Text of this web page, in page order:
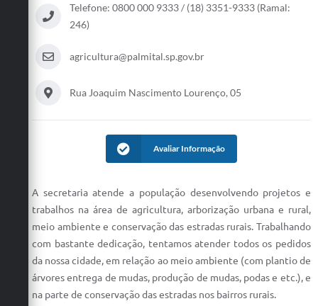
Telefone: 0800 000 9333 / (18) 3351-9333 (Ramal:
246)
agricultura@palmital.sp.gov.br
Rua Joaquim Nascimento Lourenço, 05
Avaliar Informação
A secretaria atende a população desenvolvendo projetos e
trabalhos na área de agricultura, arborização urbana e rural,
meio ambiente e conservação das estradas rurais. Trabalhando
com bastante dedicação, tentamos atender todos os pedidos
da nossa cidade, em relação ao meio ambiente (com plantio de
árvores entrega de mudas, produção de mudas, podas e etc.), e
na parte de conservação das estradas nos bairros rurais.